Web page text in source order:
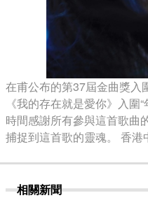
在甫公布的第37屆金曲獎入
《我的存在就是愛你》入圍
時間感謝所有參與這首歌曲
捕捉到這首歌的靈魂。 香港
相關新聞